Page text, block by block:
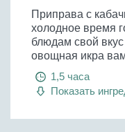
Приправа с
холодное время
блюдам свой вкус
овощная икра
1,5 часа
Показать